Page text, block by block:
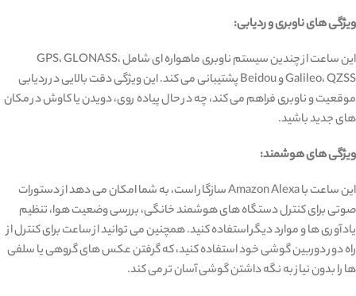
ویژگی‌ های ناوبری و ردیابی:
این ساعت از چندین سیستم ناوبری ماهواره ‌ای شامل GPS، GLONASS،
Galileo، QZSS و Beidou پشتیبانی می ‌کند. این ویژگی دقت بالایی در ردیابی
موقعیت و ناوبری فراهم می ‌کند، چه در حال پیاده‌ روی، دویدن یا کاوش در مکان‌
های جدید باشید.
ویژگی ‌های هوشمند:
این ساعت با Amazon Alexa سازگار است، به شما امکان می ‌دهد از دستورات
صوتی برای کنترل دستگاه‌ های هوشمند خانگی، بررسی وضعیت هوا، تنظیم
یادآوری ‌ها و موارد دیگر استفاده کنید. همچنین می ‌توانید از ساعت برای کنترل از
راه دور دوربین گوشی خود استفاده کنید، که گرفتن عکس ‌های گروهی یا سلفی‌
ها را بدون نیاز به نگه داشتن گوشی آسان ‌تر می‌ کند.